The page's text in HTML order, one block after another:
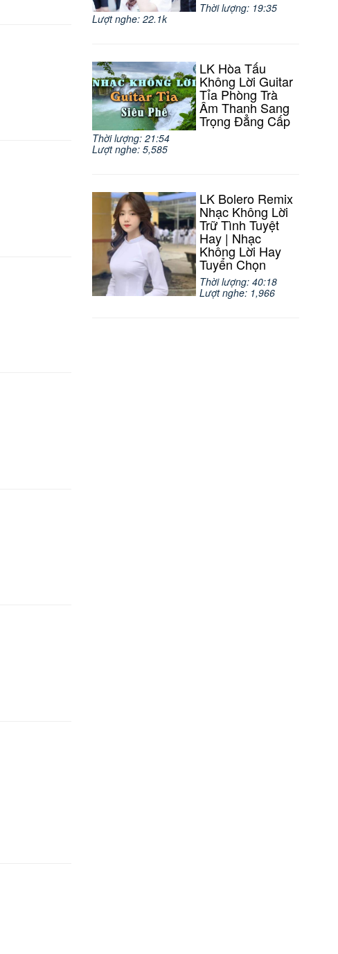
Thời lượng: 19:35
Lượt nghe: 22.1k
LK Hòa Tấu
Không Lời Guitar
Tỉa Phòng Trà
Âm Thanh Sang
Trọng Đẳng Cấp
Thời lượng: 21:54
Lượt nghe: 5,585
LK Bolero Remix
Nhạc Không Lời
Trữ Tình Tuyệt
Hay | Nhạc
Không Lời Hay
Tuyển Chọn
Thời lượng: 40:18
Lượt nghe: 1,966